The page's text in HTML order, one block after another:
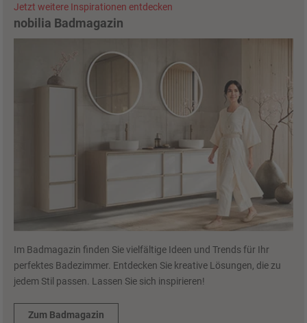
Jetzt weitere Inspirationen entdecken
nobilia Badmagazin
Im Badmagazin finden Sie vielfältige Ideen und Trends für Ihr
perfektes Badezimmer. Entdecken Sie kreative Lösungen, die zu
jedem Stil passen. Lassen Sie sich inspirieren!
Zum Badmagazin